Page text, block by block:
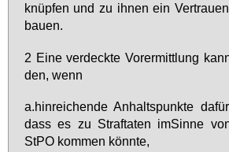
knüp­fen und zu ih­nen ein
bau­en.
2 Ei­ne ver­deck­te Vor­er­mitt­lung
den, wenn
a.​hinrei­chen­de An­halts­punk­te
dass es zu Straf­ta­ten im­Sin­ne
StPO kom­men könn­te,